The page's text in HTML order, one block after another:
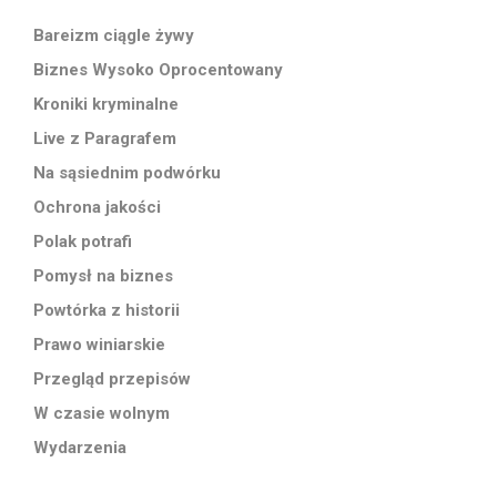
Bareizm ciągle żywy
Biznes Wysoko Oprocentowany
Kroniki kryminalne
Live z Paragrafem
Na sąsiednim podwórku
Ochrona jakości
Polak potrafi
Pomysł na biznes
Powtórka z historii
Prawo winiarskie
Przegląd przepisów
W czasie wolnym
Wydarzenia